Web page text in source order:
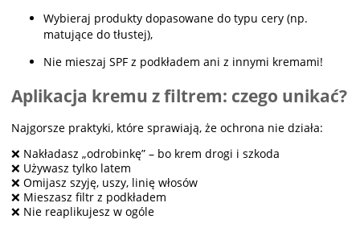
Wybieraj produkty dopasowane do typu cery (np.
matujące do tłustej),
Nie mieszaj SPF z podkładem ani z innymi kremami!
Aplikacja kremu z filtrem: czego unikać?
Najgorsze praktyki, które sprawiają, że ochrona nie działa:
❌ Nakładasz „odrobinkę” – bo krem drogi i szkoda
❌ Używasz tylko latem
❌ Omijasz szyję, uszy, linię włosów
❌ Mieszasz filtr z podkładem
❌ Nie reaplikujesz w ogóle